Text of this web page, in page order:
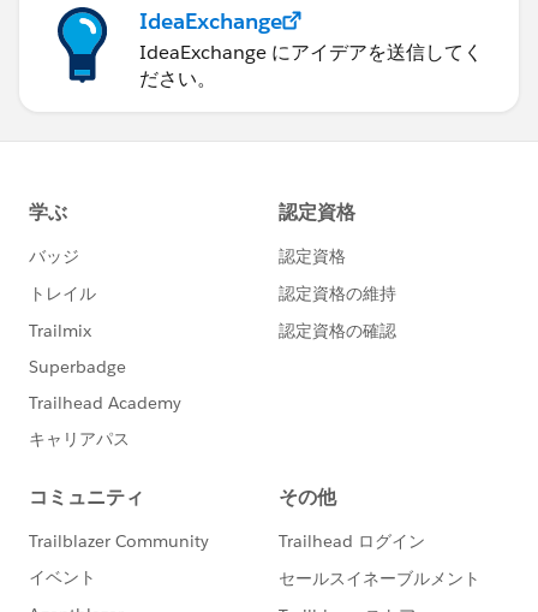
IdeaExchange
IdeaExchange にアイデアを送信してく
ださい。